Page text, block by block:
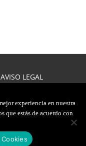
AVISO LEGAL
experiencia en nuestra
que estás de acuerdo con